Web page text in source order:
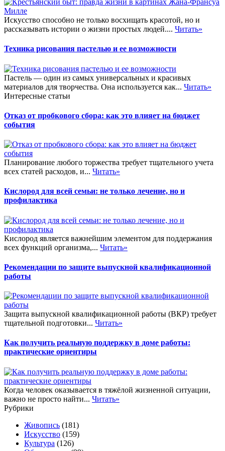
Искусство способно не только восхищать красотой, но и
рассказывать истории о жизни простых людей.... Читать»
Техника рисования пастелью и ее возможности
Пастель — один из самых универсальных и красивых
материалов для творчества. Она используется как... Читать»
Интересные статьи
Отказ от пробкового сбора: как это влияет на бюджет
события
Планирование любого торжества требует тщательного учета
всех статей расходов, и... Читать»
Кислород для всей семьи: не только лечение, но и
профилактика
Кислород является важнейшим элементом для поддержания
всех функций организма,... Читать»
Рекомендации по защите выпускной квалификационной
работы
Защита выпускной квалификационной работы (ВКР) требует
тщательной подготовки... Читать»
Как получить реальную поддержку в доме работы:
практические ориентиры
Когда человек оказывается в тяжёлой жизненной ситуации,
важно не просто найти... Читать»
Рубрики
Живопись (181)
Искусство (159)
Культура (126)